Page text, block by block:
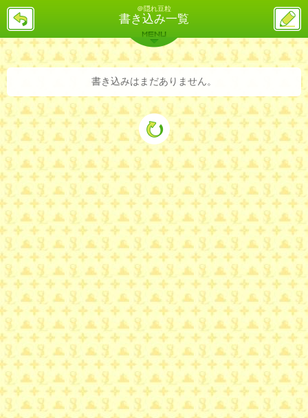
＠隠れ豆粒
書き込み一覧
戻
ス
投
稿
バックナンバー 詳細検索 ランキング
MENU
書き込みはまだありません。